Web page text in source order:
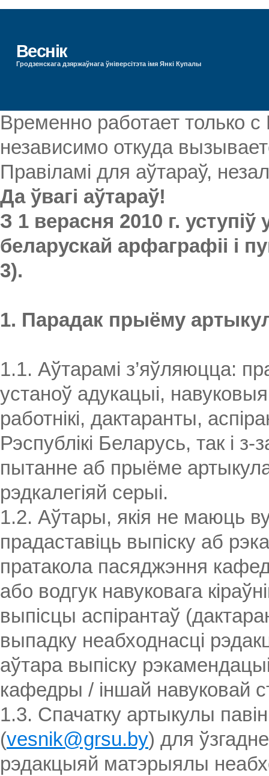
Веснік
Гродзенскага дзяржаўнага ўніверсітэта імя Янкі Купалы
Временно работает только
независимо откуда
Правіламі для аўтараў,
Да ўвагі аўтараў!
З 1 верасня 2010 г.
беларускай арфаграфіі і
3).
1. Парадак прыёму
1.1. Аўтарамі з’яўляюцца:
устаноў адукацыі,
работнікі, дактаранты,
Рэспублікі Беларусь, так і
пытанне аб прыёме
рэдкалегіяй серыі.
1.2. Аўтары, якія не маюць
прадаставіць выпіску аб
пратакола пасяджэння
або водгук навуковага
выпісцы аспірантаў
выпадку неабходнасці
аўтара выпіску
кафедры / іншай навуковай
1.3. Спачатку артыкулы
(vesnik@grsu.by) для
рэдакцыяй матэрыялы